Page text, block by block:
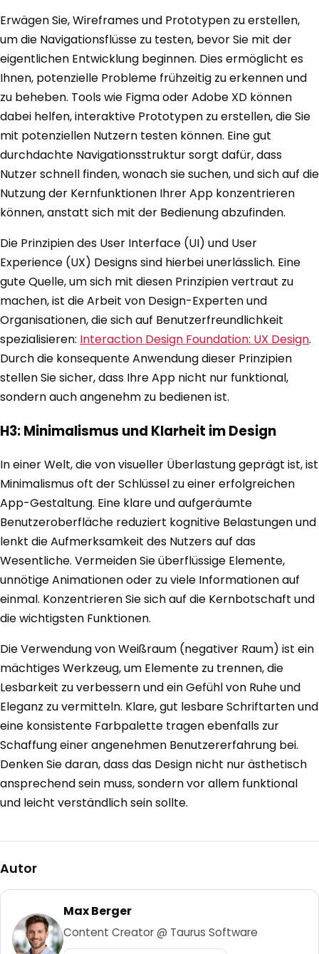
Erwägen Sie, Wireframes und Prototypen zu erstellen,
um die Navigationsflüsse zu testen, bevor Sie mit der
eigentlichen Entwicklung beginnen. Dies ermöglicht es
Ihnen, potenzielle Probleme frühzeitig zu erkennen und
zu beheben. Tools wie Figma oder Adobe XD können
dabei helfen, interaktive Prototypen zu erstellen, die Sie
mit potenziellen Nutzern testen können. Eine gut
durchdachte Navigationsstruktur sorgt dafür, dass
Nutzer schnell finden, wonach sie suchen, und sich auf die
Nutzung der Kernfunktionen Ihrer App konzentrieren
können, anstatt sich mit der Bedienung abzufinden.
Die Prinzipien des User Interface (UI) und User
Experience (UX) Designs sind hierbei unerlässlich. Eine
gute Quelle, um sich mit diesen Prinzipien vertraut zu
machen, ist die Arbeit von Design-Experten und
Organisationen, die sich auf Benutzerfreundlichkeit
spezialisieren: Interaction Design Foundation: UX Design.
Durch die konsequente Anwendung dieser Prinzipien
stellen Sie sicher, dass Ihre App nicht nur funktional,
sondern auch angenehm zu bedienen ist.
H3: Minimalismus und Klarheit im Design
In einer Welt, die von visueller Überlastung geprägt ist, ist
Minimalismus oft der Schlüssel zu einer erfolgreichen
App-Gestaltung. Eine klare und aufgeräumte
Benutzeroberfläche reduziert kognitive Belastungen und
lenkt die Aufmerksamkeit des Nutzers auf das
Wesentliche. Vermeiden Sie überflüssige Elemente,
unnötige Animationen oder zu viele Informationen auf
einmal. Konzentrieren Sie sich auf die Kernbotschaft und
die wichtigsten Funktionen.
Die Verwendung von Weißraum (negativer Raum) ist ein
mächtiges Werkzeug, um Elemente zu trennen, die
Lesbarkeit zu verbessern und ein Gefühl von Ruhe und
Eleganz zu vermitteln. Klare, gut lesbare Schriftarten und
eine konsistente Farbpalette tragen ebenfalls zur
Schaffung einer angenehmen Benutzererfahrung bei.
Denken Sie daran, dass das Design nicht nur ästhetisch
ansprechend sein muss, sondern vor allem funktional
und leicht verständlich sein sollte.
Autor
Max Berger
Content Creator @ Taurus Software